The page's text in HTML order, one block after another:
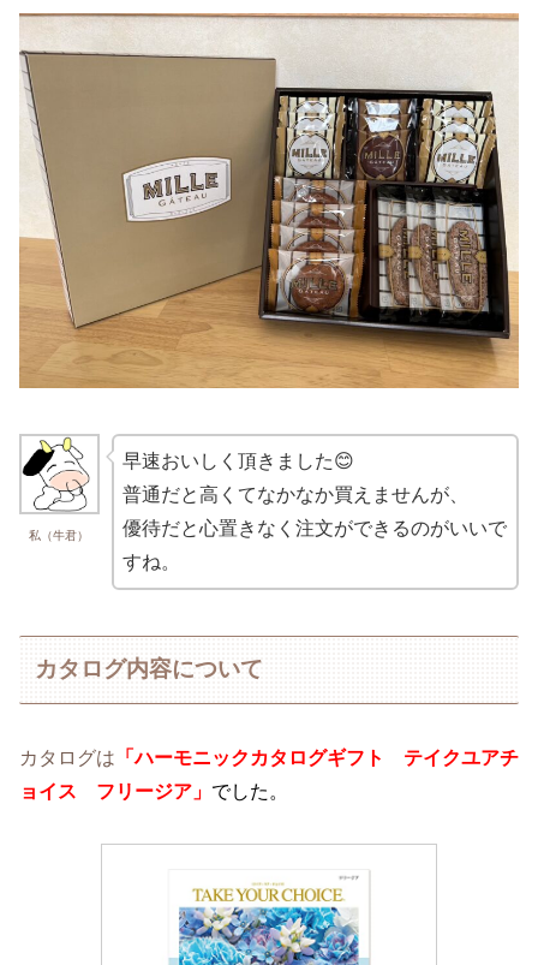
私（牛君）
早速おいしく頂きました😊
普通だと高くてなかなか買えませんが、
優待だと心置きなく注文ができるのがいいで
すね。
カタログ内容について
カタログは 「ハーモニックカタログギフト テイクユアチ
ョイス フ リージア」 でした。